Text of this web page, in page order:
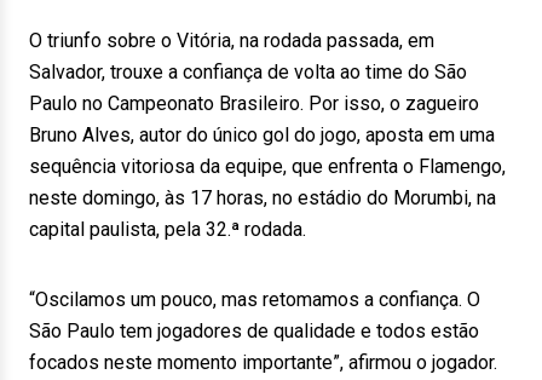
O triunfo sobre o Vitória, na rodada passada, em
Salvador, trouxe a confiança de volta ao time do São
Paulo no Campeonato Brasileiro. Por isso, o zagueiro
Bruno Alves, autor do único gol do jogo, aposta em uma
sequência vitoriosa da equipe, que enfrenta o Flamengo,
neste domingo, às 17 horas, no estádio do Morumbi, na
capital paulista, pela 32.ª rodada.
“Oscilamos um pouco, mas retomamos a confiança. O
São Paulo tem jogadores de qualidade e todos estão
focados neste momento importante”, afirmou o jogador.